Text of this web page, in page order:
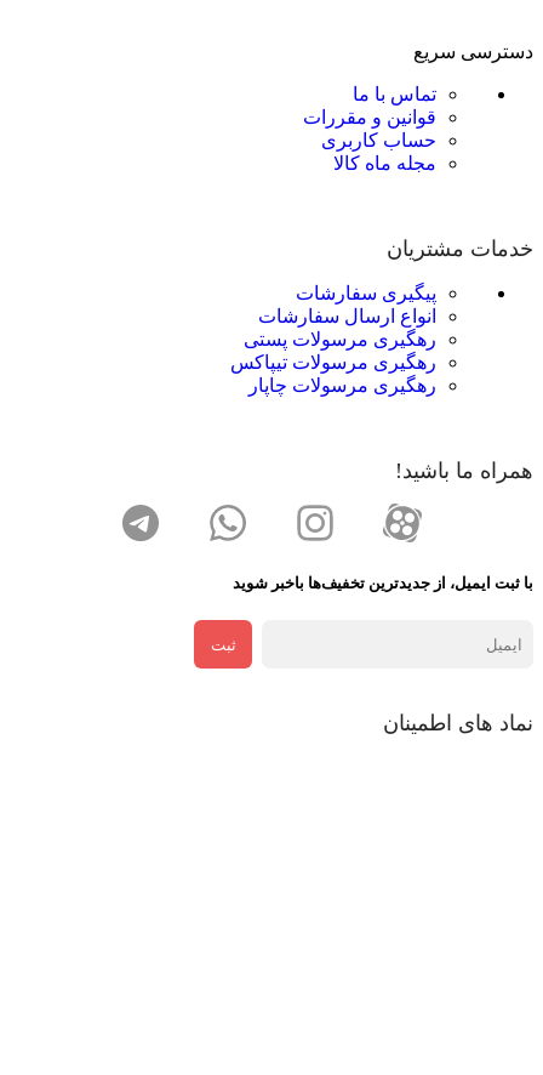
دسترسی سریع
تماس با ما
قوانین و مقررات
حساب کاربری
مجله ماه کالا
خدمات مشتریان
پیگیری سفارشات
انواع ارسال سفارشات
رهگیری مرسولات پستی
رهگیری مرسولات تیپاکس
رهگیری مرسولات چاپار
همراه ما باشید!
با ثبت ایمیل، از جدید‌ترین تخفیف‌ها با‌خبر شوید
ثبت
نماد های اطمینان